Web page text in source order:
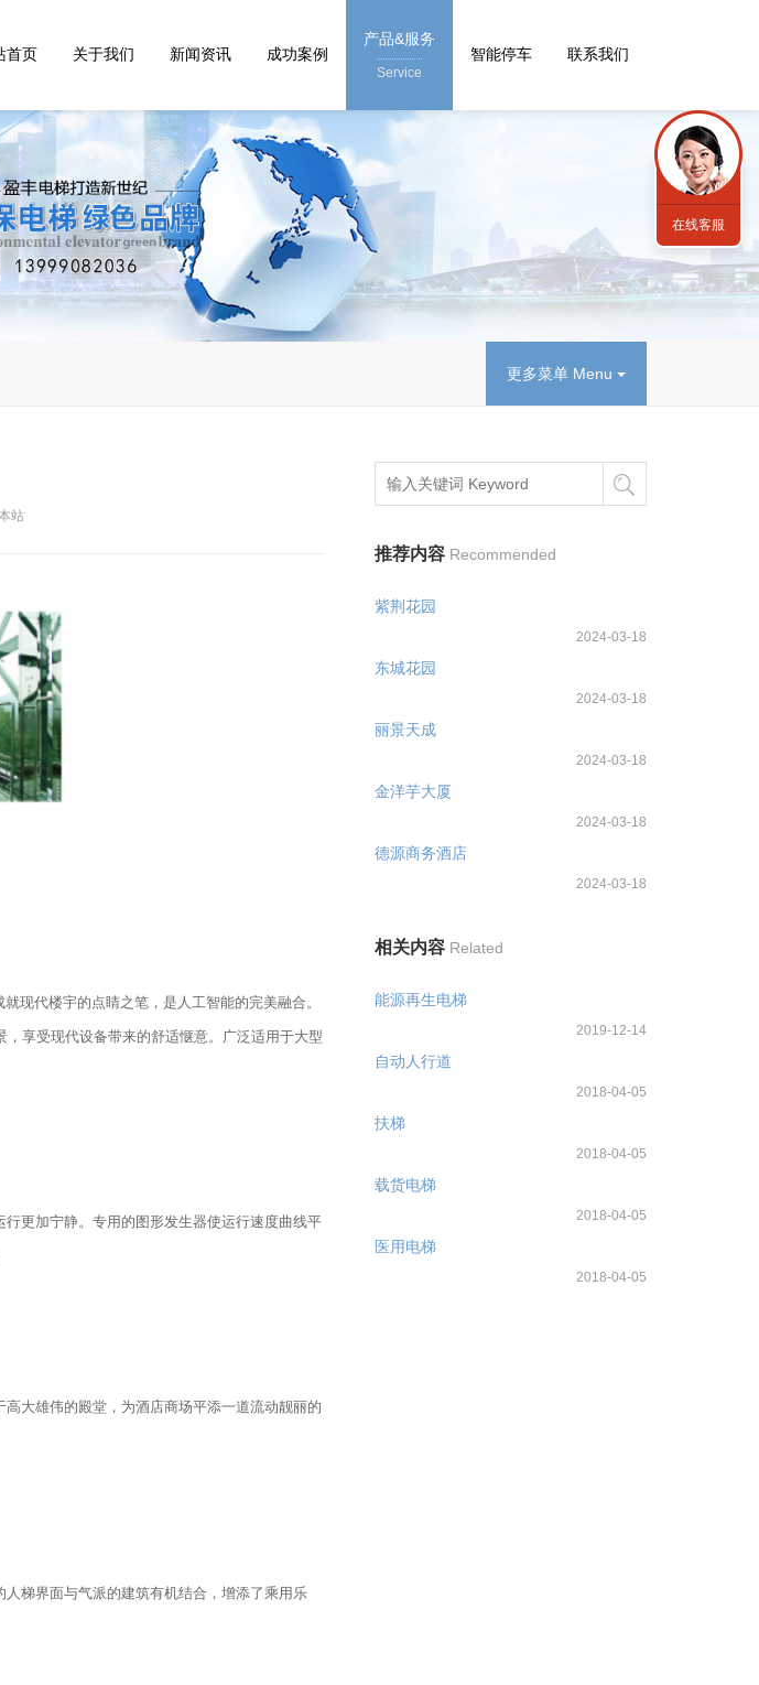
首页 关于我们 新闻资讯 成功案例
产品&服务
Service
智能停车 联系我们
更多菜单 Menu
站
现代楼宇的点睛之笔，是人工智能的完美融合。
享受现代设备带来的舒适惬意。广泛适用于大型
更加宁静。专用的图形发生器使运行速度曲线平
大雄伟的殿堂，为酒店商场平添一道流动靓丽的
梯界面与气派的建筑有机结合，增添了乘用乐
推荐内容 Recommended
紫荆花园
2024-03-18
东城花园
2024-03-18
丽景天成
2024-03-18
金洋芋大厦
2024-03-18
德源商务酒店
2024-03-18
相关内容 Related
能源再生电梯
2019-12-14
自动人行道
2018-04-05
扶梯
2018-04-05
载货电梯
2018-04-05
医用电梯
2018-04-05
在线客服